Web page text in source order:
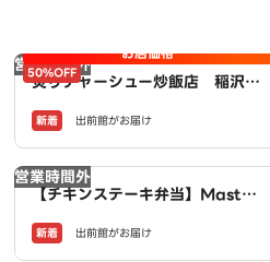
営業時間外
50%OFF
お店価格
炙りチャーシュー炒飯店 稲沢下
新着 出前館がお届け
営業時間外
【チキンステーキ弁当】Master
新着 出前館がお届け